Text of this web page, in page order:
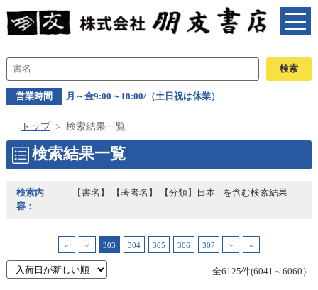
営業時間 月～金9:00～18:00/（土日祝は休業）
トップ 検索結果一覧
検索結果一覧
検索内
容：
【書名】 【著者名】 【分類】日本 を含む検索結果
« < 303 304 305 306 307 > »
全6125件(6041～6060）